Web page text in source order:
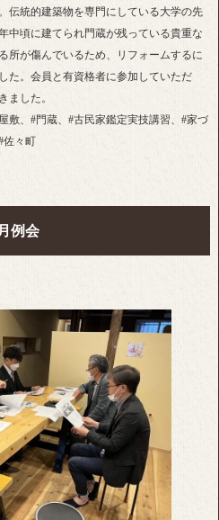
伝統的建築物を専門にしている大学の先
中頃に建てられ門蔵が残っている貴重な
所が傷んでいるため、リフォームするに
た。会員と有資格者に参加していただ
ました。
敷、#門蔵、#古民家鑑定実技講習、#家づ
佐々町
月例会